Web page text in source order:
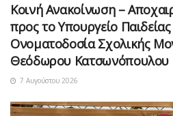
Κοινή Ανακοίνωση –
προς το Υπουργείο Παιδείας
Ονοματοδοσία Σχολικής
Θεόδωρου Κατσωνόπουλου
7 Αυγούστου 2026